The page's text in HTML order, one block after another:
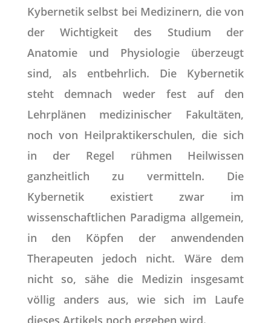
Kybernetik selbst bei Medizinern, die von
der Wichtigkeit des Studium der
Anatomie und Physiologie überzeugt
sind, als entbehrlich. Die Kybernetik
steht demnach weder fest auf den
Lehrplänen medizinischer Fakultäten,
noch von Heilpraktikerschulen, die sich
in der Regel rühmen Heilwissen
ganzheitlich zu vermitteln. Die
Kybernetik existiert zwar im
wissenschaftlichen Paradigma allgemein,
in den Köpfen der anwendenden
Therapeuten jedoch nicht. Wäre dem
nicht so, sähe die Medizin insgesamt
völlig anders aus, wie sich im Laufe
dieses Artikels noch ergeben wird.